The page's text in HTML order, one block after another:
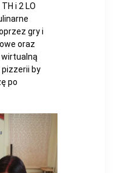
i 2 LO
gry i
oraz
wirtualną
by
po